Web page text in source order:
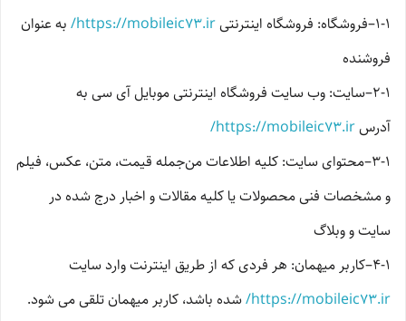
۱-۱–فروشگاه: فروشگاه اینترنتی https://mobileic73.ir/ به عنوان
فروشنده
۲-۱–سایت: وب سایت فروشگاه اینترنتی موبایل آی سی به
آدرسhttps://mobileic73.ir/
۳-۱–محتوای سایت: کلیه اطلاعات من‌جمله قیمت، متن، عکس، فیلم
و مشخصات فنی محصولات یا کلیه مقالات و اخبار درج شده در
سایت و وبلاگ
۴-۱–کاربر میهمان: هر فردی که از طریق اینترنت وارد سایت
https://mobileic73.ir/ شده باشد، کاربر میهمان تلقی می شود.